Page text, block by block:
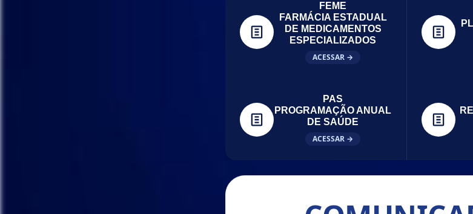
FEME
FARMÁCIA ESTADUAL
DE MEDICAMENTOS
ESPECIALIZADOS
ACESSAR →
PAS
PROGRAMAÇÃO ANUAL
DE SAÚDE
ACESSAR →